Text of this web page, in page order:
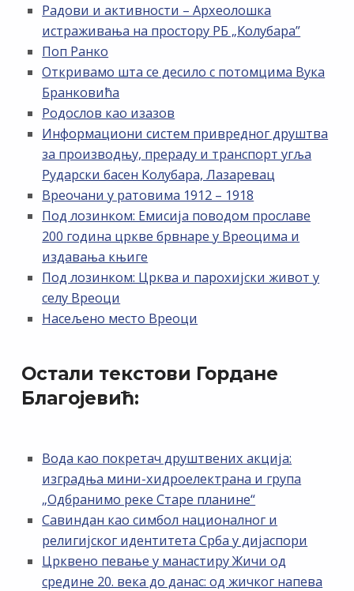
Радови и активности – Археолошка
истраживања на простору РБ „Kолубара”
Поп Ранко
Откривамо шта се десило с потомцима Вука
Бранковића
Родослов као изазов
Информациони систем привредног друштва
за производњу, прераду и транспорт угља
Рударски басен Колубара, Лазаревац
Вреочани у ратовима 1912 – 1918
Под лозинком: Емисија поводом прославе
200 година цркве брвнаре у Вреоцима и
издавања књиге
Под лозинком: Црква и парохијски живот у
селу Вреоци
Насељено место Вреоци
Остали текстови Гордане
Благојевић:
Вода као покретач друштвених акција:
изградња мини-хидроелектрана и група
„Одбранимо реке Старе планине“
Савиндан као симбол националног и
религијског идентитета Срба у дијаспори
Црквено певање у манастиру Жичи од
средине 20. века до данас: од жичког напева